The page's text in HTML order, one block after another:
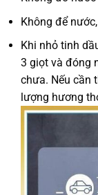
Không để
Khi nhỏ tinh
3 giọt và đóng
chưa. Nếu cần
lượng hương